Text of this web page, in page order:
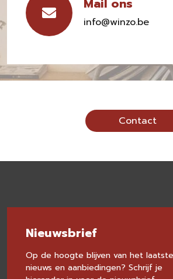
Mail ons
info@winzo.be
Contact
Nieuwsbrief
Op de hoogte blijven van het laatste
nieuws en aanbiedingen? Schrijf je